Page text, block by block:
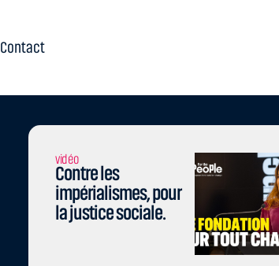
Contact
vidéo
Contre les
impérialismes, pour
la justice sociale.